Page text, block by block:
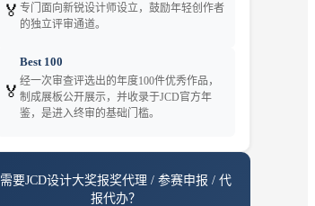
🏅 专门面向新锐设计师设立，鼓励年轻创作者
的独立评审通道。
🏅
Best 100
经一次审查评选出的年度100件优秀作品，
制成展板公开展示，并收录于JCD官方年
鉴，是进入终审的基础门槛。
需要JCD设计大奖报奖代理 / 参赛申报 / 代
报代办？